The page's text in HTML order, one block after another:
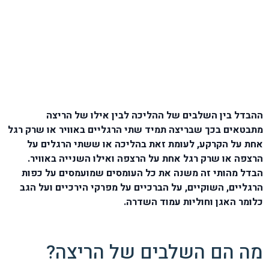
ההבדל בין השלבים של ההליכה לבין אילו של הריצה
מתבטאים בכך שבריצה תמיד שתי הרגליים באוויר או שרק רגל
אחת על הקרקע, לעומת זאת בהליכה או ששתי הרגלים על
הרצפה או שרק רגל אחת על הרצפה ואילו השנייה באוויר.
הבדל מהותי זה משנה את כל העומסים שמועמסים על כפות
הרגליים, השוקיים, על הברכיים על מפרקי הירכיים ועל הגב
כלומר האגן וחוליות עמוד השדרה.
מה הם השלבים של הריצה?